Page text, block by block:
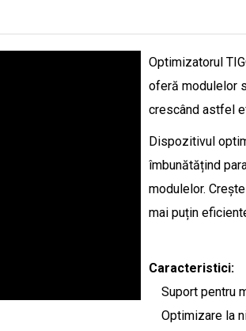
Optimizatorul
oferă modulelor
crescând astfel
Dispozitivul
îmbunătățind
modulelor.
mai puțin
Caracteristici:
Suport pentru
Optimizare la